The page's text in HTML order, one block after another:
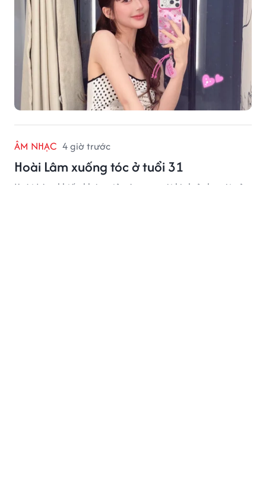
ÂM NHẠC 4 giờ trước
Hoài Lâm xuống tóc ở tuổi 31
Hoài Lâm khiến khán giả xôn xao với hình ảnh mới của